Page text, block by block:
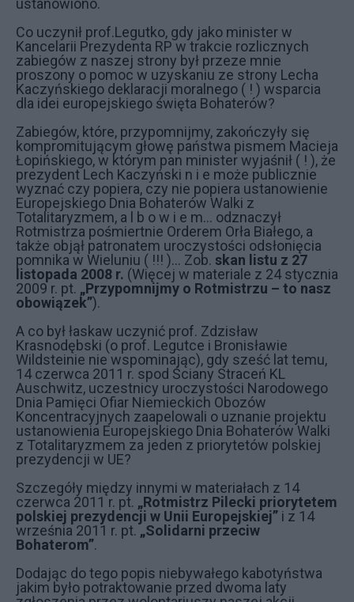
Co uczynił prof.Legutko, gdy jako minister w
Kancelarii Prezydenta RP w trakcie rozlicznych
zabiegów z naszej strony był przeze mnie
proszony o pomoc w uzyskaniu ze strony Lecha
Kaczyńskiego deklaracji moralnego ( ! ) wsparcia
dla idei europejskiego święta Bohaterów?
Zabiegów, które, przypomnijmy, zakończyły się
kompromitującym głowę państwa pismem Macieja
Łopińskiego, w którym pan minister wyjaśnił ( ! ), że
prezydent Lech Kaczyński n i e może publicznie
wyznać czy popiera, czy nie popiera ustanowienie
Europejskiego Dnia Bohaterów Walki z
Totalitaryzmem, a l b o w i e m… odznaczył
Rotmistrza pośmiertnie Orderem Orła Białego, a
także objął patronatem uroczystości odsłonięcia
pomnika w Wieluniu ( !!! )… Zob. skan listu z 27
listopada 2008 r. (Więcej w materiale z 24 stycznia
2009 r. pt. „Przypomnijmy o Rotmistrzu – to nasz
obowiązek”).
A co był łaskaw uczynić prof. Zdzisław
Krasnodębski (o prof. Legutce i Bronisławie
Wildsteinie nie wspominając), gdy sześć lat temu,
14 czerwca 2011 r. spod Ściany Straceń KL
Auschwitz, uczestnicy uroczystości Narodowego
Dnia Pamięci Ofiar Niemieckich Obozów
Koncentracyjnych zaapelowali o uznanie projektu
ustanowienia Europejskiego Dnia Bohaterów Walki
z Totalitaryzmem za jeden z priorytetów polskiej
prezydencji w UE?
Szczegóły między innymi w materiałach z 14
czerwca 2011 r. pt. „Rotmistrz Pilecki priorytetem
polskiej prezydencji w Unii Europejskiej” i z 14
września 2011 r. pt.„Solidarni przeciw
Bohaterom”.
Dodając do tego popis niebywałego kabotyństwa
jakim było potraktowanie przed dwoma laty